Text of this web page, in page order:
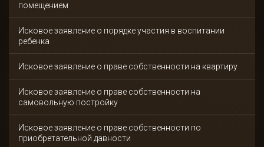
помещением
Исковое заявление о порядке участия в воспитании
ребенка
Исковое заявление о праве собственности на квартиру
Исковое заявление о праве собственности на
самовольную постройку
Исковое заявление о праве собственности по
приобретательной давности